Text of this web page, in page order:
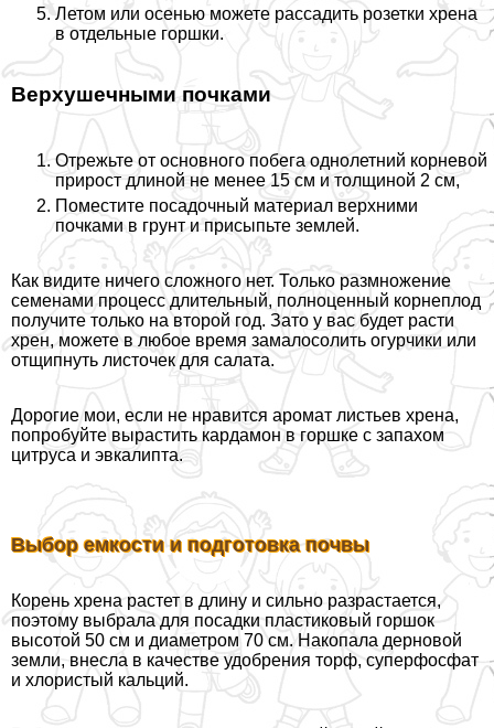
Летом или осенью можете рассадить розетки хрена
в отдельные горшки.
Верхушечными почками
Отрежьте от основного побега однолетний корневой
прирост длиной не менее 15 см и толщиной 2 см,
Поместите посадочный материал верхними
почками в грунт и присыпьте землей.
Как видите ничего сложного нет. Только размножение
семенами процесс длительный, полноценный корнеплод
получите только на второй год. Зато у вас будет расти
хрен, можете в любое время замалосолить огурчики или
отщипнуть листочек для салата.
Дорогие мои, если не нравится аромат листьев хрена,
попробуйте вырастить кардамон в горшке с запахом
цитруса и эвкалипта.
Выбор емкости и подготовка почвы
Корень хрена растет в длину и сильно разрастается,
поэтому выбрала для посадки пластиковый горшок
высотой 50 см и диаметром 70 см. Накопала дерновой
земли, внесла в качестве удобрения торф, суперфосфат
и хлористый кальций.